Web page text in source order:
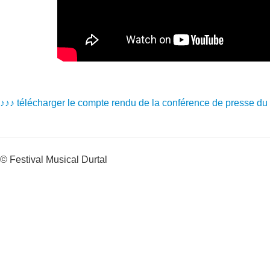
♪♪♪ télécharger e compte rendu de la conférence de presse
© Festival Musical Durtal